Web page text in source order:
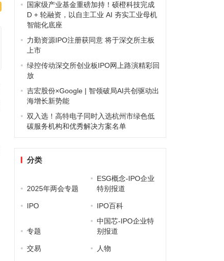
国家级产业基金重磅加持！硕橙科技完成
D + 轮融资，以自主工业 AI 夯实工业母机
智能化底座
力勤资源IPO注册获同意 将于深交所主板
上市
绿控传动深交所创业板IPO网上路演精彩回
放
吉宏股份×Google | 智领破局AI共创驱动出
海增长新势能
双入选！高特电子同时入选杭州市绿色低
碳服务机构和优秀解决方案名单
分类
2025年两会专题
ESG概念-IPO企业
特别报道
IPO IPO百科
专题
中国芯-IPO企业特
别报道
交易 人物